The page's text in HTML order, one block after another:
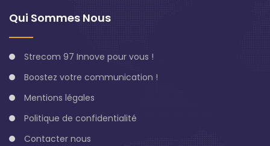
Qui Sommes Nous
Strecom 97 Innove pour vous !
Boostez votre communication !
Mentions légales
Politique de confidentialité
Contacter nous